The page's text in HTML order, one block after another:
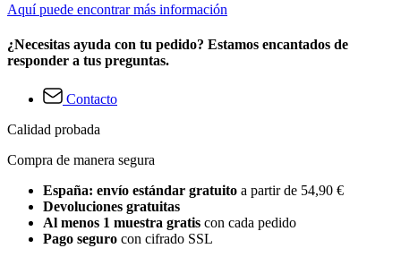
Aquí puede encontrar más información
¿Necesitas ayuda con tu pedido? Estamos encantados de
responder a tus preguntas.
Contacto
Calidad probada
Compra de manera segura
España: envío estándar gratuito a partir de 54,90 €
Devoluciones gratuitas
Al menos 1 muestra gratis con cada pedido
Pago seguro con cifrado SSL